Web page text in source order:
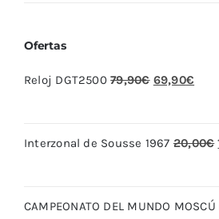
Ofertas
Reloj DGT2500 79,90€ El
era:
69,90€
es:
Interzonal de Sousse 1967 20,00€
CAMPEONATO DEL MUNDO MOSCÚ